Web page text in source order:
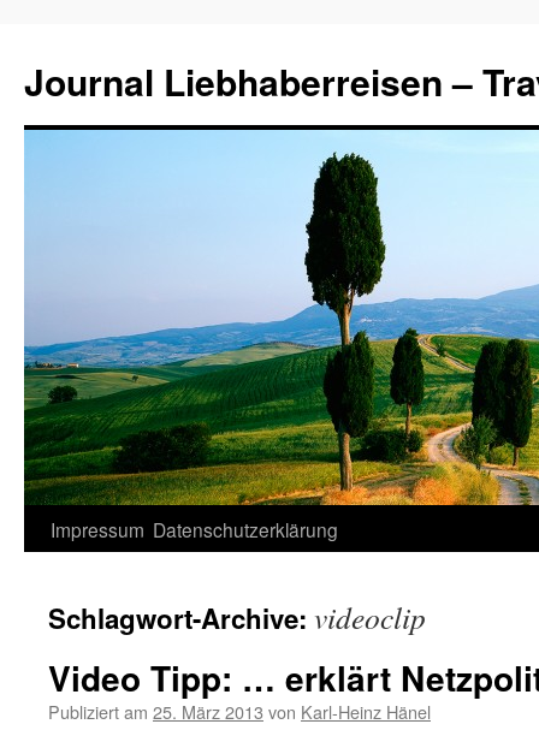
Journal Liebhaberreisen –
Zum
springen
Impressum Datenschutzerklärung
Schlagwort-Archive: videoclip
Video Tipp: … erklärt
Publiziert am 25. März 2013 von Karl-Heinz Hänel